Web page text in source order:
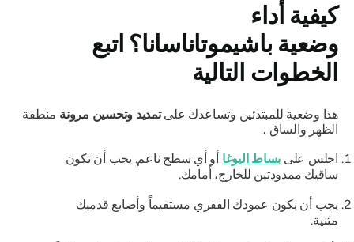
كيفية أداء
وضعية باشيموتاناسانا؟ اتبع
الخطوات التالية
هذا وضعية للمبتدئين وتساعدك على تمديدوتحسين مرونةمنطقة
الظهر والساق.
اجلس على بساط اليوغاأو أي سطح ناعم. يجب أن تكون
ساقيك ممدودتين للخارج، أمامك.
يجب أن يكون عمودك الفقري مستقيماً وأصابع قدميك
مثنية.